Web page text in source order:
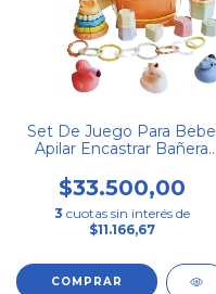
Set De Juego Para Bebe
Apilar Encastrar Bañera
Pastel Baby Favorite
$33.500,00
3 cuotas sin interés de
$11.166,67